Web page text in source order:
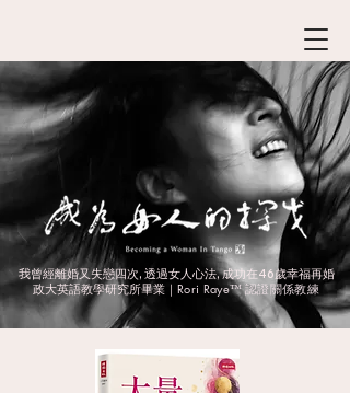
我曾經離婚又失戀四次, 透過女人心法, 成功在46歲幸福再婚
政大英語教學研究所畢業｜Rori Raye™ 認證關係教練